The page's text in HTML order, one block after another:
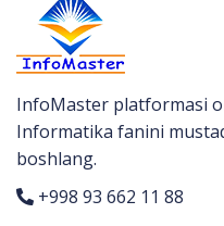
InfoMaster platformasi
Informatika fanini
boshlang.
+998 93 662 11 88